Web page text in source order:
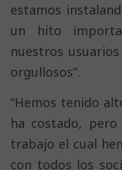
estamos
un hito
nuestros
orgullosos”.
“Hemos tenido
ha costado,
trabajo el cual
con todos los